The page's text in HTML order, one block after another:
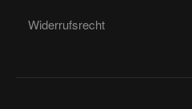
Widerrufsrecht